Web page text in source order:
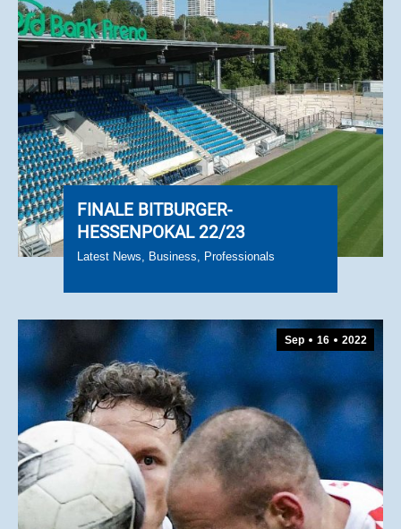
FINALE BITBURGER-
HESSENPOKAL 22/23
Latest News, Business, Professionals
Sep 16 2022